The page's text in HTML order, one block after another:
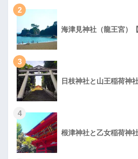
2
海津見神社（龍王宮）【
3
日枝神社と山王稲荷神
4
根津神社と乙女稲荷神